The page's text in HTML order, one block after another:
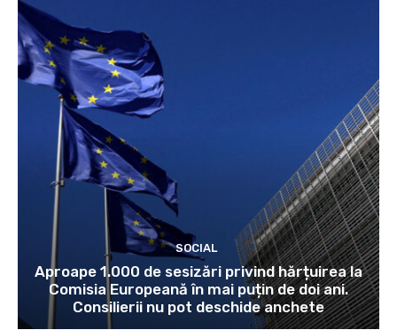
SOCIAL
Aproape 1.000 de sesizări privind hărțuirea la
Comisia Europeană în mai puțin de doi ani.
Consilierii nu pot deschide anchete